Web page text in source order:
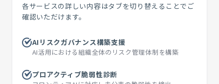
各サービスの詳しい内容はタブを切り替えることでご
確認いただけます。
AIリスクガバナンス構築支援
AI活用における組織全体のリスク管理体制を構築
プロアクティブ脆弱性診断